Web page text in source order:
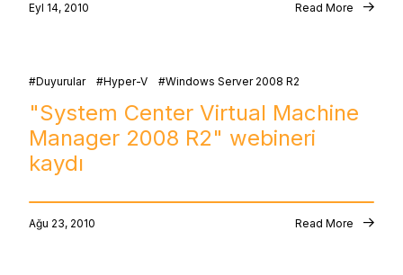
Eyl 14, 2010 Read More
Duyurular Hyper-V Windows Server 2008 R2
"System Center Virtual Machine
Manager 2008 R2" webineri
kaydı
Ağu 23, 2010 Read More